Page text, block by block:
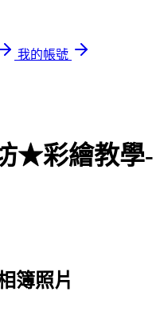
我的帳號
★彩繪教學-
簿照片